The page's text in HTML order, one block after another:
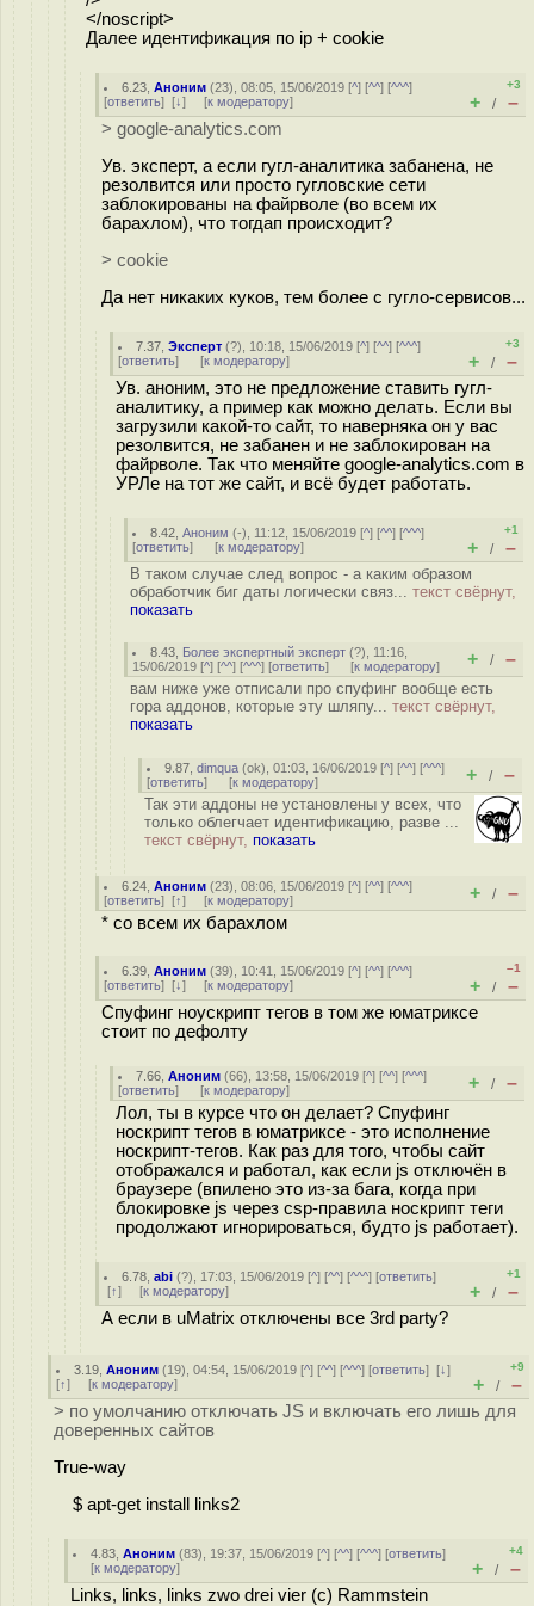
</noscript>
Далее идентификация по ip + cookie
6.23 ,Аноним (23), 08:05, 15/06/2019 [^] [^^] [^^^]
[ответить] [↓] [к модератору]
+3
+ / –
> google-analytics.com
Ув. эксперт, а если гугл-аналитика забанена, не
резолвится или просто гугловские сети
заблокированы на файрволе (во всем их
барахлом), что тогдап происходит?
> cookie
Да нет никаких куков, тем более с гугло-сервисов...
7.37 ,Эксперт (?), 10:18, 15/06/2019 [^] [^^] [^^^]
[ответить] [к модератору]
+3
+ / –
Ув. аноним, это не предложение ставить гугл-
аналитику, а пример как можно делать. Если вы
загрузили какой-то сайт, то наверняка он у вас
резолвится, не забанен и не заблокирован на
файрволе. Так что меняйте google-analytics.com в
УРЛе на тот же сайт, и всё будет работать.
8.42 ,Аноним (-), 11:12, 15/06/2019 [^] [^^] [^^^]
[ответить] [к модератору]
+1
+ / –
В таком случае след вопрос - а каким образом
обработчик биг даты логически связ... текст свёрнут,
показать
8.43 Более экспертный эксперт (?), 11:16,
15/06/2019 [^] [^^] [^^^] [ответить] [к модератору] + / –
вам ниже уже отписали про спуфинг вообще есть
гора аддонов, которые эту шляпу... текст свёрнут,
показать
9.87 ,dimqua (ok), 01:03, 16/06/2019 [^] [^^] [^^^]
[ответить] [к модератору] + / –
Так эти аддоны не установлены у всех, что
только облегчает идентификацию, разве ...
текст свёрнут, показать
6.24 ,Аноним (23), 08:06, 15/06/2019 [^] [^^] [^^^]
[ответить] [↑] [к модератору] + / –
* со всем их барахлом
6.39 ,Аноним (39), 10:41, 15/06/2019 [^] [^^] [^^^]
[ответить] [↓] [к модератору]
–1
+ / –
Спуфинг ноускрипт тегов в том же юматриксе
стоит по дефолту
7.66 ,Аноним (66), 13:58, 15/06/2019 [^] [^^] [^^^]
[ответить] [к модератору] + / –
Лол, ты в курсе что он делает? Спуфинг
носкрипт тегов в юматриксе - это исполнение
носкрипт-тегов. Как раз для того, чтобы сайт
отображался и работал, как если js отключён в
браузере (впилено это из-за бага, когда при
блокировке js через csp-правила носкрипт теги
продолжают игнорироваться, будто js работает).
6.78 ,abi (?), 17:03, 15/06/2019 [^] [^^] [^^^] [ответить]
[↑] [к модератору]
+1
+ / –
А если в uMatrix отключены все 3rd party?
3.19 ,Аноним (19), 04:54, 15/06/2019 [^] [^^] [^^^] [ответить][↓]
[↑] [к модератору]
+9
+ / –
> по умолчанию отключать JS и включать его лишь для
доверенных сайтов
True-way
$ apt-get install links2
4.83 ,Аноним (83), 19:37, 15/06/2019 [^] [^^] [^^^] [ответить]
[к модератору]
+4
+ / –
Links, links, links zwo drei vier (c) Rammstein